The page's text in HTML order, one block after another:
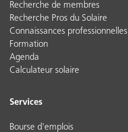
Recherche de membres
Recherche Pros du Solaire
Connaissances professionnelles
Formation
Agenda
Calculateur solaire
Services
Bourse d'emplois